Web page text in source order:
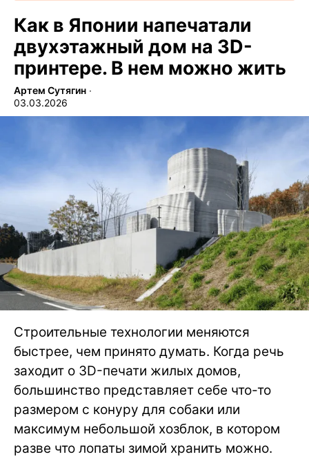
Как в Японии напечатали
двухэтажный дом на 3D-
принтере. В нем можно жить
Артем Сутягин ∙
03.03.2026
Строительные технологии меняются
быстрее, чем принято думать. Когда речь
заходит о 3D-печати жилых домов,
большинство представляет себе что-то
размером с конуру для собаки или
максимум небольшой хозблок, в котором
разве что лопаты зимой хранить можно.